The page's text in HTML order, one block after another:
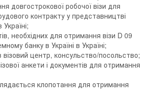
довгострокової робочої візи для
контракту у представництві
необхідних для отримання візи D 09
банку в Україні в Україні;
центр, консульство/посольство;
анкети і документів для отримання
клопотання для отримання